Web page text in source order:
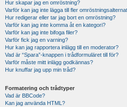
Hur skapar jag en omröstning?
Varför kan jag inte lägga till fler
Hur redigerar eller tar jag bort en omröstning?
Varför kan jag inte komma åt en kategori?
Varför kan jag inte bifoga filer?
Varför fick jag en varning?
Hur kan jag rapportera inlägg till en moderator?
Vad är “Spara”-knappen i trådformuläret till för?
Varför måste mitt inlägg godkännas?
Hur knuffar jag upp min tråd?
Formatering och trådtyper
Vad är BBCode?
Kan jag använda HTML?